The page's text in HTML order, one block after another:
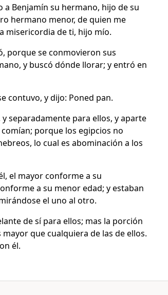
a Benjamín su hermano, hijo de su
hermano menor, de quien me
misericordia de ti, hijo mío.
porque se conmovieron sus
y buscó dónde llorar; y entró en
contuvo, y dijo: Poned pan.
separadamente para ellos, y aparte
porque los egipcios no
lo cual es abominación a los
el mayor conforme a su
a su menor edad; y estaban
el uno al otro.
de sí para ellos; mas la porción
que cualquiera de las de ellos.
él.